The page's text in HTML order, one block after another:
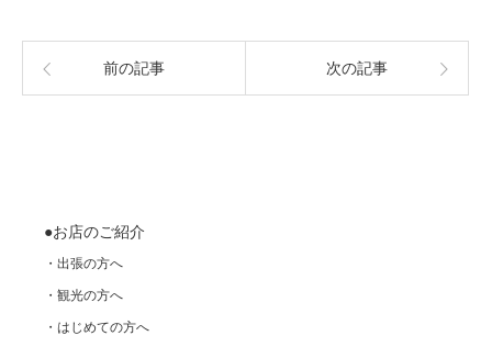
前の記事 次の記事
●お店のご紹介
・出張の方へ
・観光の方へ
・はじめての方へ